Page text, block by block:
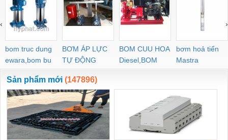
bom truc dung
ewara,bom bu
ewara
BƠM ÁP LỰC
TỰ ĐỘNG
BOM CUU HOA
Diesel,BOM
CHUA CHAY
bơm hoả tiển
Mastra
‹ ›
Sản phẩm mới (147896)